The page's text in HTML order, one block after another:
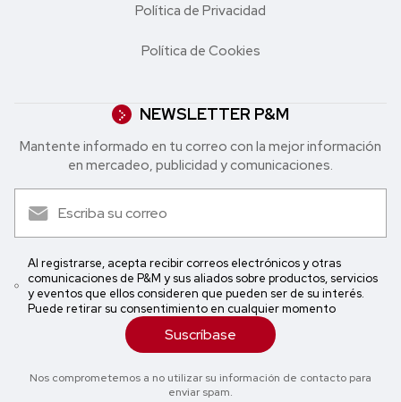
Política de Privacidad
Política de Cookies
NEWSLETTER P&M
Mantente informado en tu correo con la mejor in formación
en mercadeo, publicidad y comunicaciones.
Al registrarse, acepta recibir correos electrónicos y otras
comunicaciones de P&M y sus aliados sobre productos, servicios
y eventos que ellos consideren que pueden ser de su interés.
Puede retirar su consentimiento en cualquier momento
Suscríbase
Nos comprometemos a no utilizar su información de contacto para
enviar spam.